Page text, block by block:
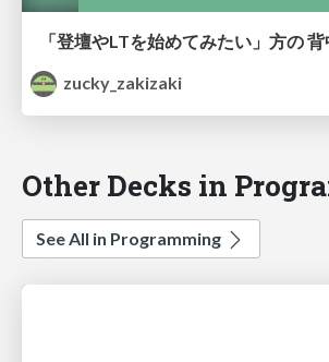
zucky_zakizaki
Other Decks in
See All in Programming